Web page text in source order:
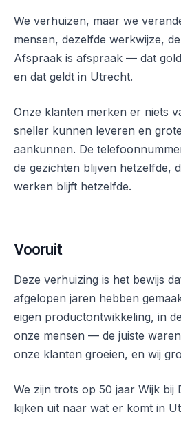
We verhuizen, maar we
mensen, dezelfde werkwijze,
Afspraak is afspraak — dat
en dat geldt in Utrecht.
Onze klanten merken er niets
sneller kunnen leveren en
aankunnen. De
de gezichten blijven hetzelfde,
werken blijft hetzelfde.
Vooruit
Deze verhuizing is het bewijs
afgelopen jaren hebben
eigen productontwikkeling, in
onze mensen — de juiste
onze klanten groeien, en wij
We zijn trots op 50 jaar Wijk bij
kijken uit naar wat er komt in